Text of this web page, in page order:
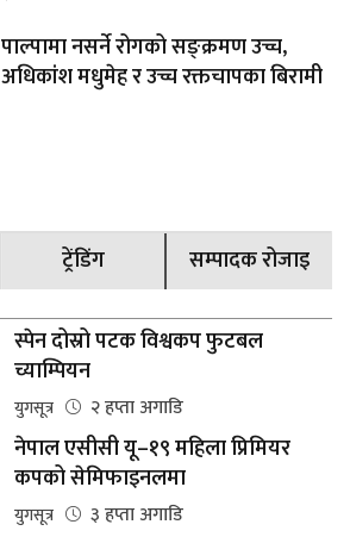
पाल्पामा नसर्ने रोगको सङ्क्रमण उच्च,
अधिकांश मधुमेह र उच्च रक्तचापका बिरामी
ट्रेंडिंग सम्पादक रोजाइ
स्पेन दोस्रो पटक विश्वकप फुटबल
च्याम्पियन
युगसूत्र २ हप्ता अगाडि
नेपाल एसीसी यू–१९ महिला प्रिमियर
कपको सेमिफाइनलमा
युगसूत्र ३ हप्ता अगाडि